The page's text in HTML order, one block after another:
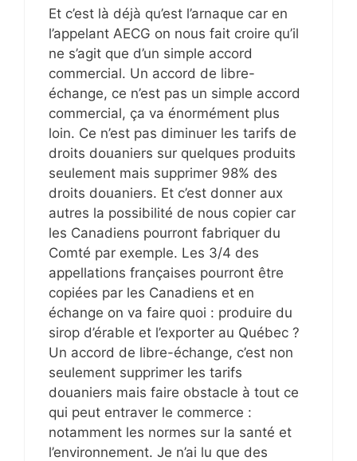
Et c’est là déjà qu’est l’arnaque car en
l’appelant AECG on nous fait croire qu’il
ne s’agit que d’un simple accord
commercial. Un accord de libre-
échange, ce n’est pas un simple accord
commercial, ça va énormément plus
loin. Ce n’est pas diminuer les tarifs de
droits douaniers sur quelques produits
seulement mais supprimer 98% des
droits douaniers. Et c’est donner aux
autres la possibilité de nous copier car
les Canadiens pourront fabriquer du
Comté par exemple. Les 3/4 des
appellations françaises pourront être
copiées par les Canadiens et en
échange on va faire quoi : produire du
sirop d’érable et l’exporter au Québec ?
Un accord de libre-échange, c’est non
seulement supprimer les tarifs
douaniers mais faire obstacle à tout ce
qui peut entraver le commerce :
notamment les normes sur la santé et
l’environnement. Je n’ai lu que des